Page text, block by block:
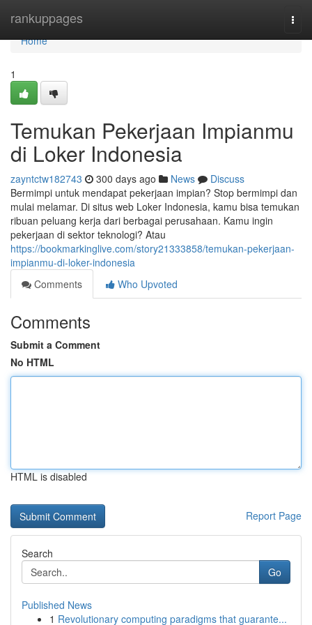
rankuppages
Home
Home
1
Temukan Pekerjaan Impianmu
di Loker Indonesia
zayntctw182743 300 days ago News
Discuss
Bermimpi untuk mendapat pekerjaan impian? Stop bermimpi dan
mulai melamar. Di situs web Loker Indonesia, kamu bisa temukan
ribuan peluang kerja dari berbagai perusahaan. Kamu ingin
pekerjaan di sektor teknologi? Atau
https://bookmarkinglive.com/story21333858/temukan-pekerjaan-
impianmu-di-loker-indonesia
Comments
Who Upvoted
Comments
Submit a Comment
No HTML
HTML is disabled
Report Page
Search
Go
Published News
1 Revolutionary computing paradigms that guarante...